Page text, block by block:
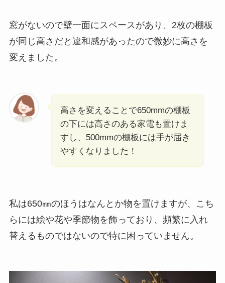
窓がないので壁一面にスペースがあり、2枚の棚板
が同じ高さだと違和感があったので微妙に高さを
変えました。
高さを変えることで650mmの棚板
の下には高さのある家電も置けま
すし、500mmの棚板には手が届き
やすくなりました！
私は650㎜のほうはなんとか物を置けますが、こち
らには絵や花や季節物を飾っており、頻繁に入れ
替えるものではないので特に困っていません。